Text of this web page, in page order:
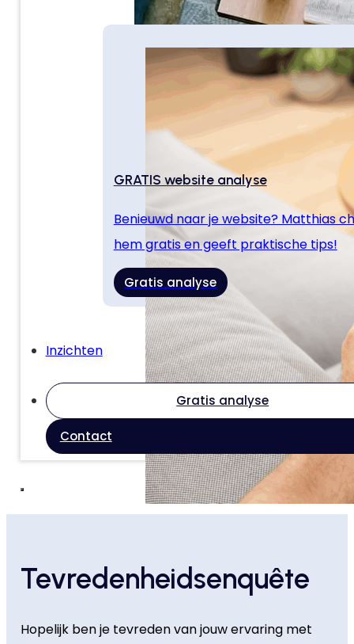
GRATIS website analyse
Benieuwd naar je website? Matthias
hem gratis en geeft praktische tips!
Gratis analyse
Inzichten
Gratis analyse
Contact
Tevredenheidsenquête
Hopelijk ben je tevreden van jouw ervaring met